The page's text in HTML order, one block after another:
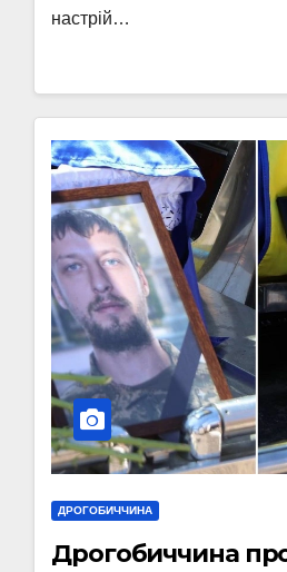
настрій…
ДРОГОБИЧЧИНА
Дрогобиччина